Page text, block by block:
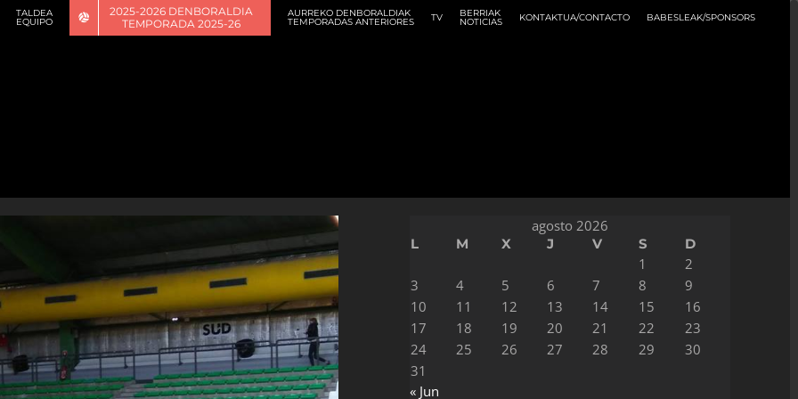
TALDEA
EQUIPO
2025-2026 DENBORALDIA
TEMPORADA 2025-26
AURREKO DENBORALDIAK
TEMPORADAS ANTERIORES TV BERRIAK
NOTICIAS KONTAKTUA/CONTACTO BABESLEAK/SPONSORS
agosto 2026
L M X J V S D
1
2
3
4 5 6 7 8
9
10
11 12 13 14 15
16
17
18 19 20 21 22
23
24
25 26 27 28 29
30
31
« Jun